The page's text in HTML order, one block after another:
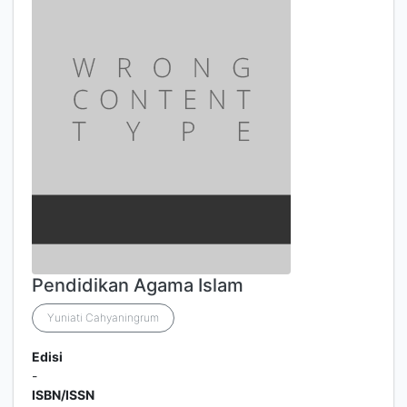
Pendidikan Agama Islam
Yuniati Cahyaningrum
Edisi
-
ISBN/ISSN